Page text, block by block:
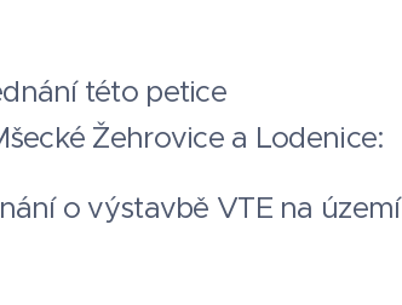
této petice
Žehrovice a Lodenice:
o výstavbě VTE na území